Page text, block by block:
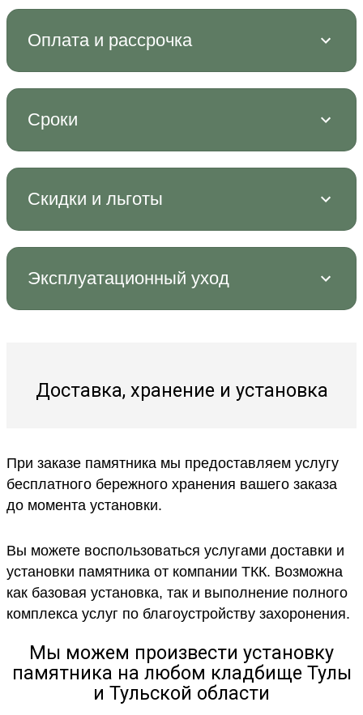
Оплата и рассрочка
Сроки
Скидки и льготы
Эксплуатационный уход
Доставка, хранение и установка
При заказе памятника мы предоставляем услугу
бесплатного бережного хранения вашего заказа
до момента установки.
Вы можете воспользоваться услугами доставки и
установки памятника от компании ТКК. Возможна
как базовая установка, так и выполнение полного
комплекса услуг по благоустройству захоронения.
Мы можем произвести установку
памятника на любом кладбище Тулы
и Тульской области